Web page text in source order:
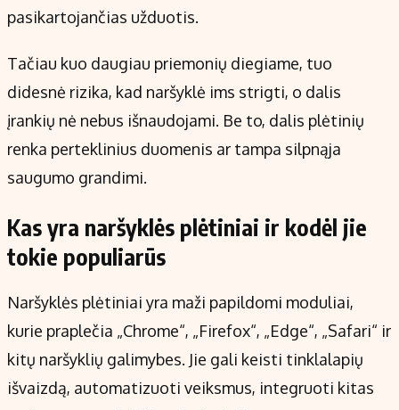
pasikartojančias užduotis.
Tačiau kuo daugiau priemonių diegiame, tuo
didesnė rizika, kad naršyklė ims strigti, o dalis
įrankių nė nebus išnaudojami. Be to, dalis plėtinių
renka perteklinius duomenis ar tampa silpnąja
saugumo grandimi.
Kas yra naršyklės plėtiniai ir kodėl jie
tokie populiarūs
Naršyklės plėtiniai yra maži papildomi moduliai,
kurie praplečia „Chrome“, „Firefox“, „Edge“, „Safari“ ir
kitų naršyklių galimybes. Jie gali keisti tinklalapių
išvaizdą, automatizuoti veiksmus, integruoti kitas